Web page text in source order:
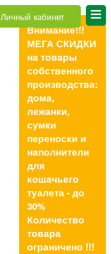
Личный кабинет
Внимание!!!
МЕГА СКИДКИ
на товары
собственного
производства:
дома,
лежанки,
сумки
переноски и
наполнители
для
кошачьего
туалета - до
30%
Количество
товара
ограничено !!!